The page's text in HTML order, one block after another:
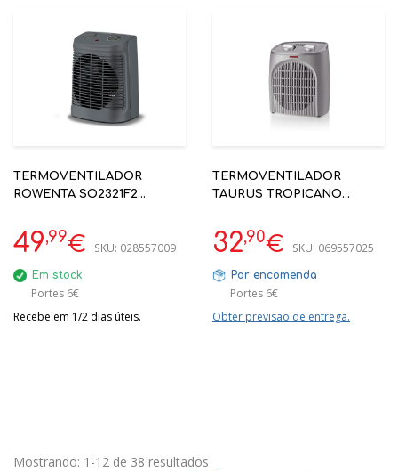
TERMOVENTILADOR
ROWENTA SO2321F2
49,99€ SKU: 028557009
Em stock
Portes 6€
Recebe em 1/2 dias úteis.
TERMOVENTILADOR
TAURUS TROPICANO
32,90€ SKU: 069557025
Por encomenda
Portes 6€
Obter previsão de entrega.
Mostrando: 1-12 de 38 resultados